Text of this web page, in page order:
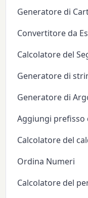
Generatore di
Convertitore da
Calcolatore del
Generatore di
Generatore di
Aggiungi prefisso
Calcolatore del
Ordina Numeri
Calcolatore del